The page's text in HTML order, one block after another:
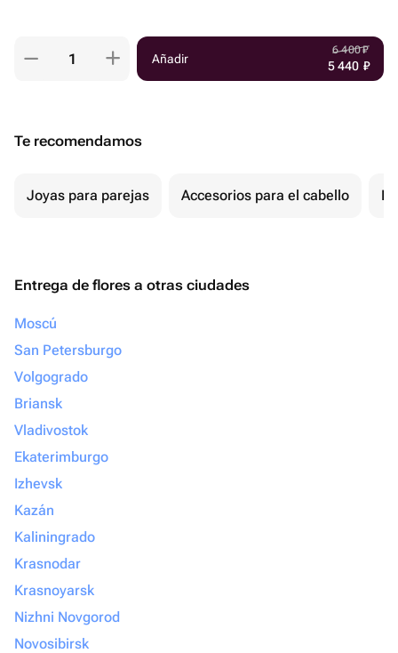
Añadir
6 400₽
5 440 ₽
Te recomendamos
Joyas para parejas Accesorios para el cabello
Entrega de flores a otras ciudades
Moscú
San Petersburgo
Volgogrado
Briansk
Vladivostok
Ekaterimburgo
Izhevsk
Kazán
Kaliningrado
Krasnodar
Krasnoyarsk
Nizhni Novgorod
Novosibirsk